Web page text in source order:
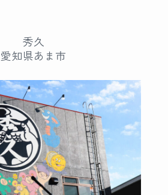
秀久
愛知県あま市